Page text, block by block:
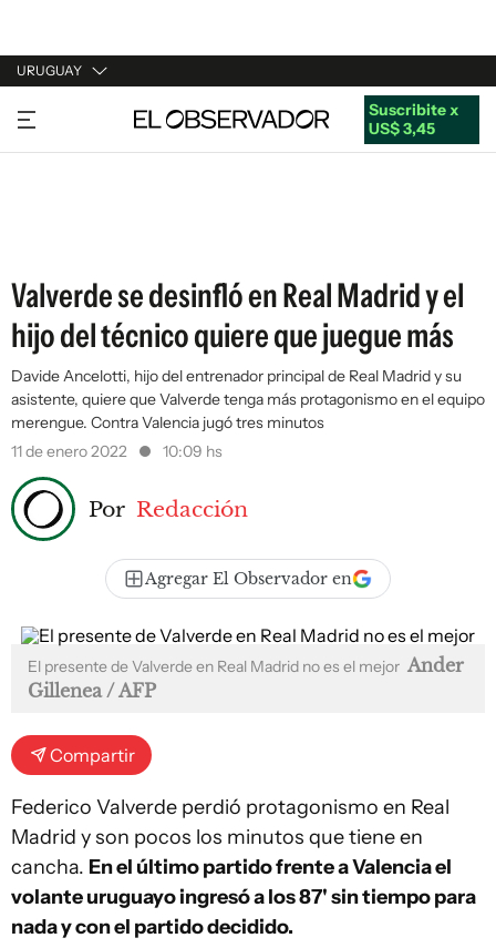
URUGUAY
URUGUAY
ARGENTINA
Suscribite x
US$ 3,45
Valverde se desinfló en Real Madrid y el
hijo del técnico quiere que juegue más
Davide Ancelotti, hijo del entrenador principal de Real Madrid y su
asistente, quiere que Valverde tenga más protagonismo en el equipo
merengue. Contra Valencia jugó tres minutos
11 de enero 2022
10:09 hs
Por Redacción
Agregar El Observador en
El presente de Valverde en Real Madrid no es el mejor Ander
Gillenea / AFP
Compartir
Federico Valverde perdió protagonismo en Real
Madrid y son pocos los minutos que tiene en
cancha. En el último partido frente a Valencia el
volante uruguayo ingresó a los 87' sin tiempo para
nada y con el partido decidido.